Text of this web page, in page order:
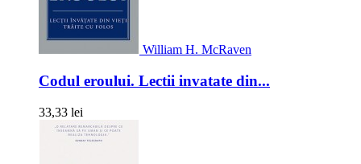
William H. McRaven
Codul eroului. Lectii invatate din...
33,33 lei